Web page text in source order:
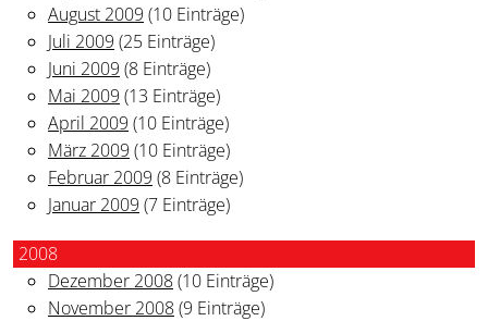
August 2009 (10 Einträge)
Juli 2009 (25 Einträge)
Juni 2009 (8 Einträge)
Mai 2009 (13 Einträge)
April 2009 (10 Einträge)
März 2009 (10 Einträge)
Februar 2009 (8 Einträge)
Januar 2009 (7 Einträge)
2008
Dezember 2008(10 Einträge)
November 2008(9 Einträge)